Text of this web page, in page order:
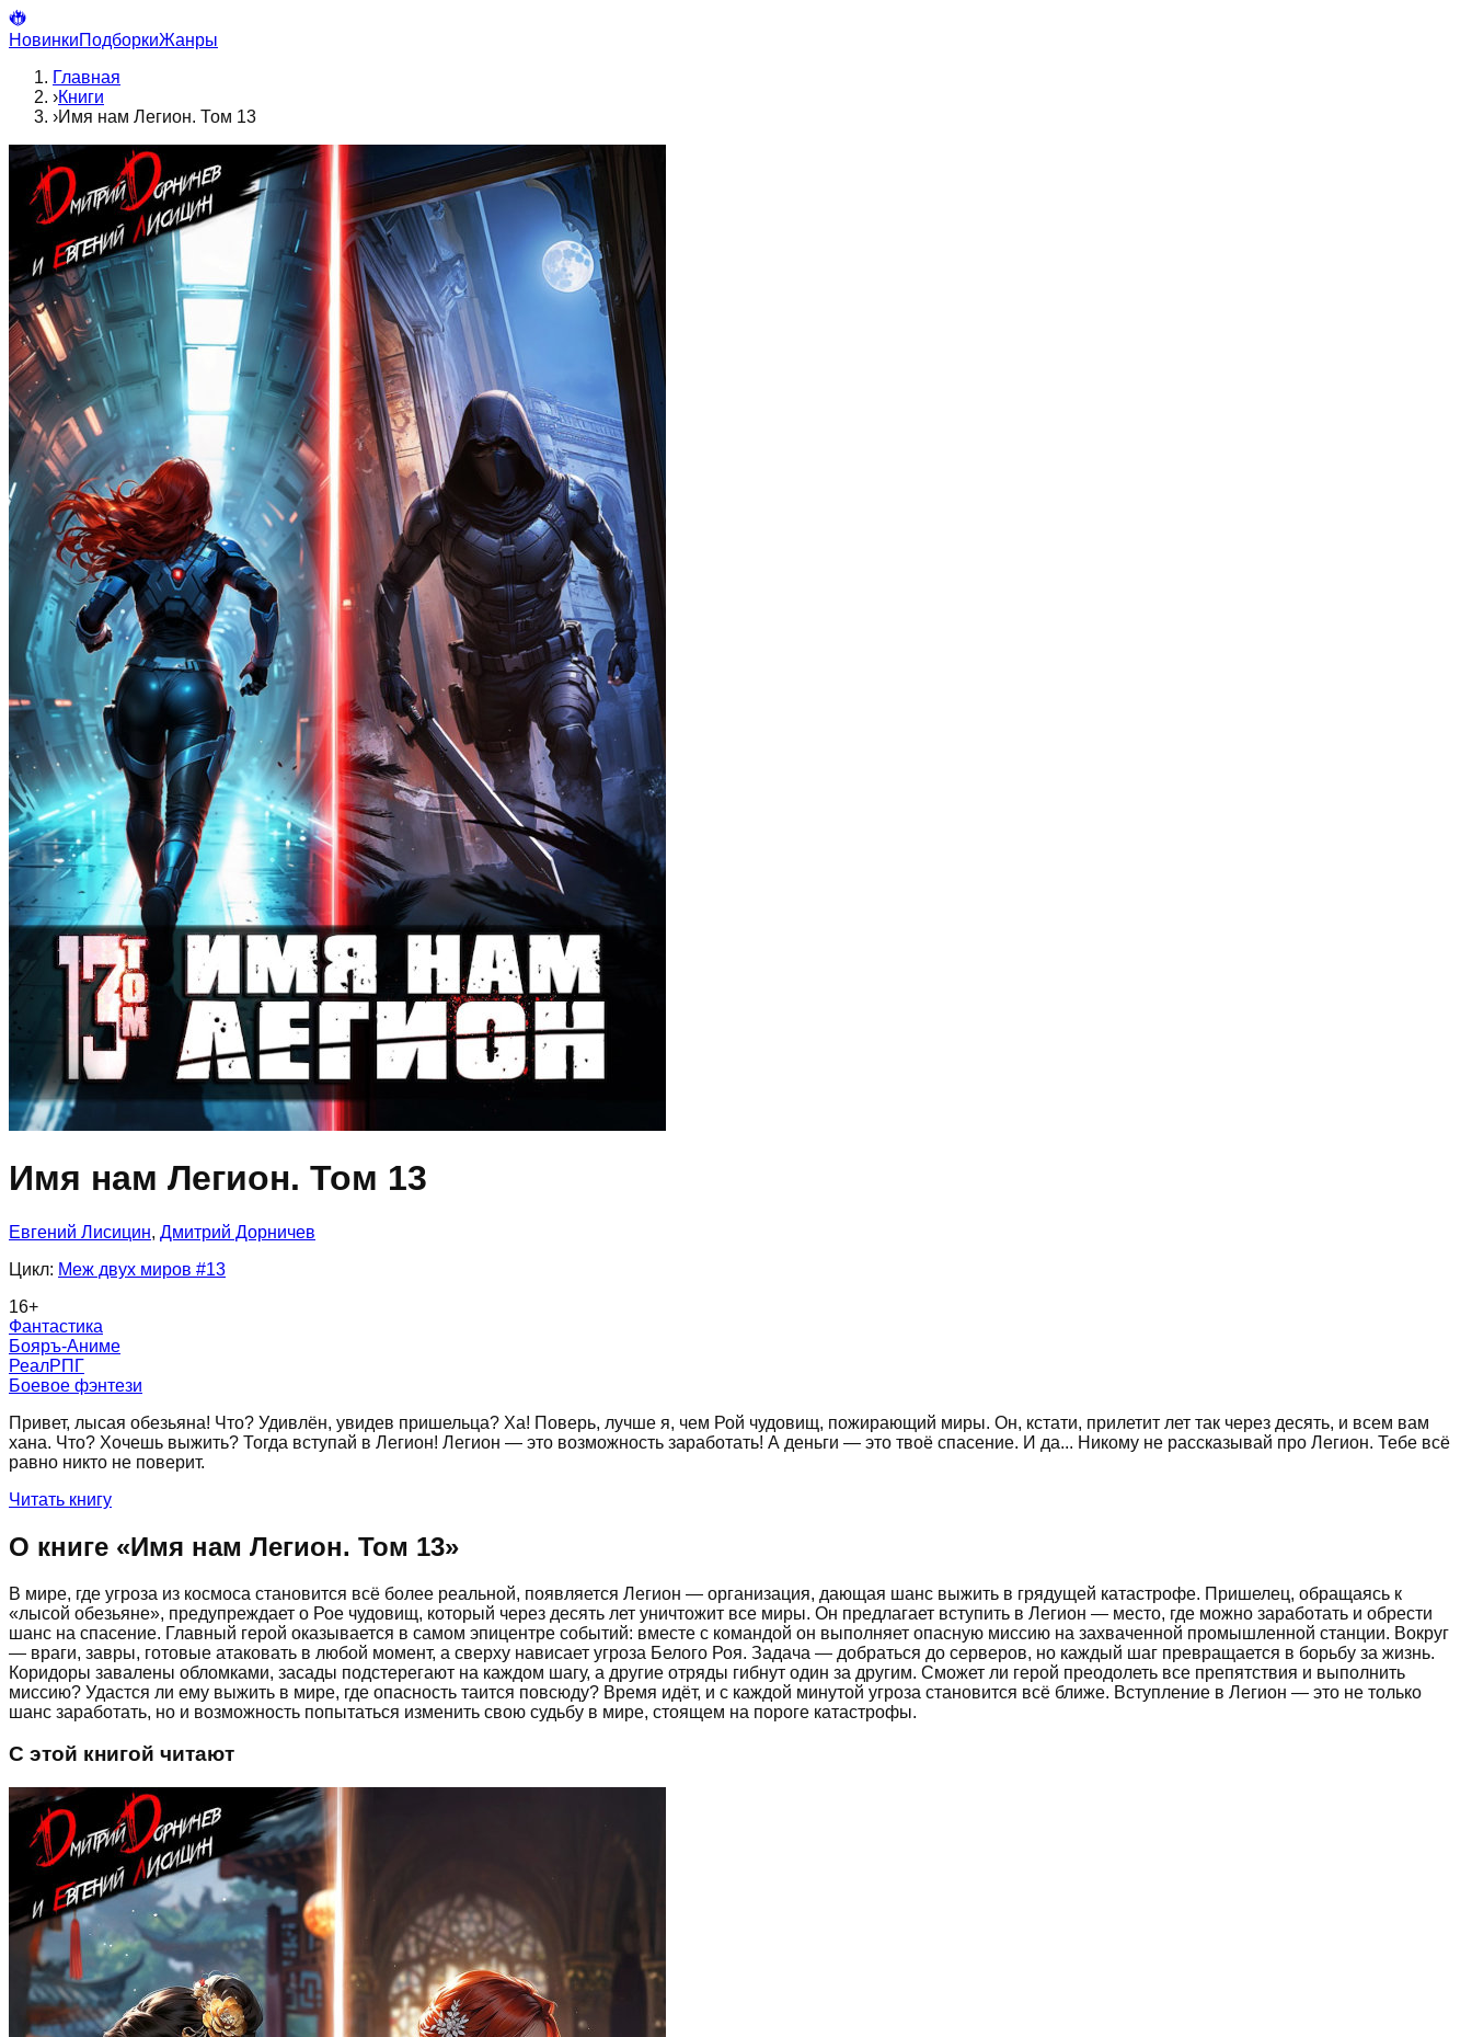
НовинкиПодборкиЖанры
Главная
›Книги
›Имя нам Легион. Том 13
Имя нам Легион. Том 13
Евгений Лисицин, Дмитрий Дорничев
Цикл: Меж двух миров #13
16+
Фантастика
Бояръ-Аниме
РеалРПГ
Боевое фэнтези
Привет, лысая обезьяна! Что? Удивлён, увидев пришельца? Ха! Поверь, лучше я, чем Рой чудовищ, пожирающий миры. Он, кстати, прилетит лет так через десять, и всем вам
хана. Что? Хочешь выжить? Тогда вступай в Легион! Легион — это возможность заработать! А деньги — это твоё спасение. И да... Никому не рассказывай про Легион. Тебе всё
равно никто не поверит.
Читать книгу
О книге «Имя нам Легион. Том 13»
В мире, где угроза из космоса становится всё более реальной, появляется Легион — организация, дающая шанс выжить в грядущей катастрофе. Пришелец, обращаясь к
«лысой обезьяне», предупреждает о Рое чудовищ, который через десять лет уничтожит все миры. Он предлагает вступить в Легион — место, где можно заработать и обрести
шанс на спасение. Главный герой оказывается в самом эпицентре событий: вместе с командой он выполняет опасную миссию на захваченной промышленной станции. Вокруг
— враги, завры, готовые атаковать в любой момент, а сверху нависает угроза Белого Роя. Задача — добраться до серверов, но каждый шаг превращается в борьбу за жизнь.
Коридоры завалены обломками, засады подстерегают на каждом шагу, а другие отряды гибнут один за другим. Сможет ли герой преодолеть все препятствия и выполнить
миссию? Удастся ли ему выжить в мире, где опасность таится повсюду? Время идёт, и с каждой минутой угроза становится всё ближе. Вступление в Легион — это не только
шанс заработать, но и возможность попытаться изменить свою судьбу в мире, стоящем на пороге катастрофы.
С этой книгой читают